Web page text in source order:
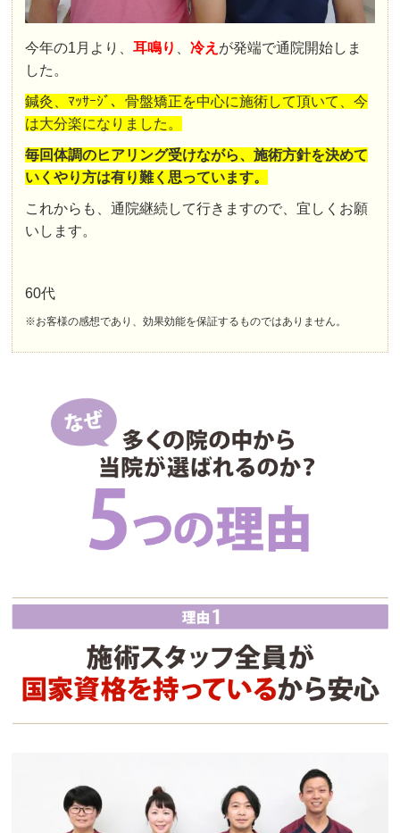
今年の1月より、耳鳴り 、冷え が発端で通院開始しま
した。
鍼灸、ﾏｯｻｰｼﾞ、骨盤矯正を中心に施術して頂いて、今
は大分楽になりました。
毎回体調のヒアリング受けながら、施術方針を決めて
いくやり方は有り難く思っています。
これからも、通院継続して行きますので、宜しくお願
いします。
60代
※お客様の感想であり、効果効能を保証するものではありません。